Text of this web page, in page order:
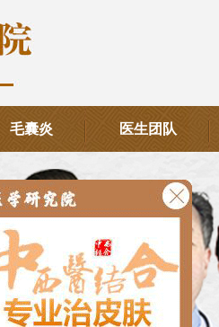
毛囊炎 医生团队